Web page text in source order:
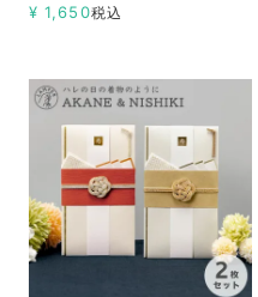
¥ 1,650税込